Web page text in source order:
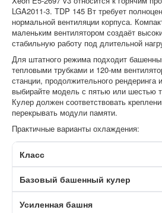
LGA2011-3. TDP 145 Вт требует
нормальной вентиляции корпуса.
маленьким вентилятором создаёт
стабильную работу под длительной
Для штатного режима подходит
тепловыми трубками и 120-мм
станции, продолжительного рендеринга
выбирайте модель с пятью или шестью
Кулер должен соответствовать
перекрывать модули памяти.
Практичные варианты охлаждения:
Класс
Базовый башенный кулер
Усиленная башня